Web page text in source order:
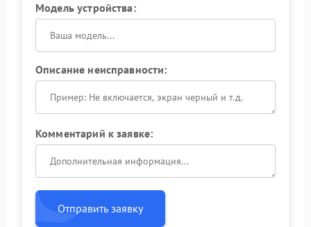
Модель устройства:
Описание неисправности:
Комментарий к заявке:
Отправить заявку